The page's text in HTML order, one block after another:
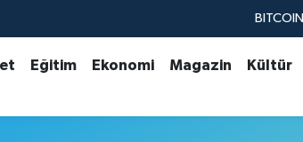
BITCOIN
STERLİN
Eğitim Ekonomi Magazin Kültür